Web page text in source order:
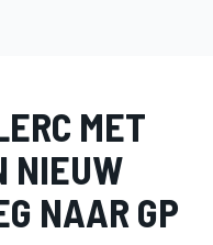
MET
NIEUW
NAAR GP